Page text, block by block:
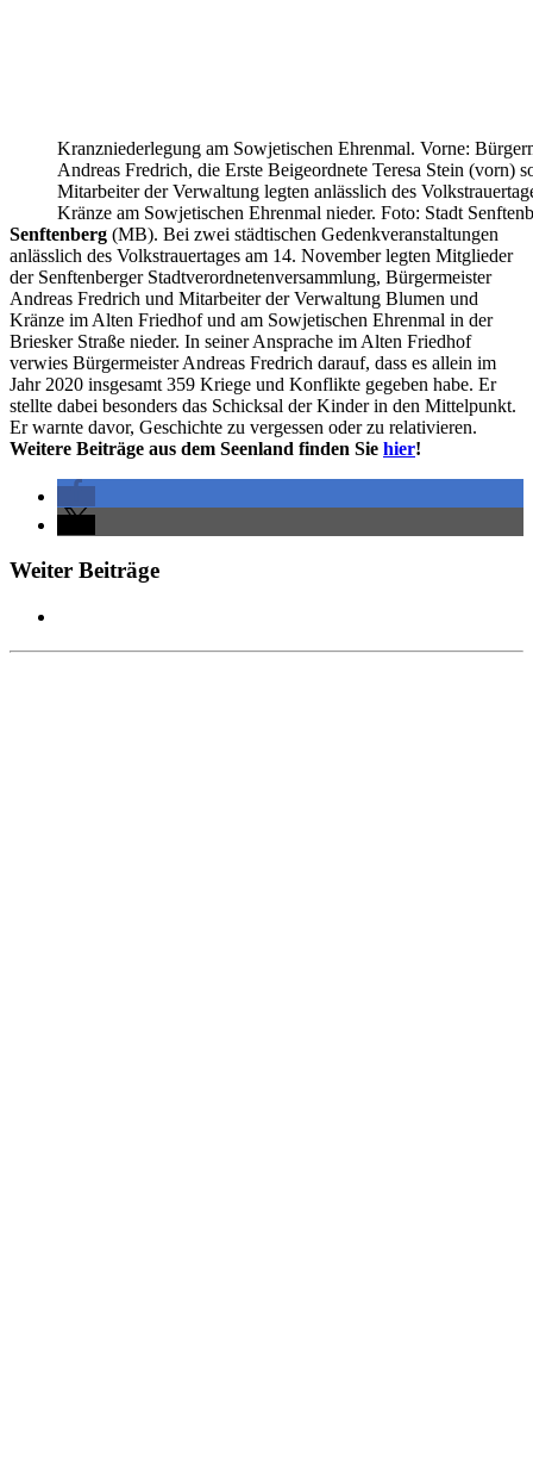
Kranzniederlegung am Sowjetischen Ehrenmal. Vorne:
Andreas Fredrich, die Erste Beigeordnete Teresa Stein (vorn)
Mitarbeiter der Verwaltung legten anlässlich des
Kränze am Sowjetischen Ehrenmal nieder. Foto: Stadt
Senftenberg (MB). Bei zwei städtischen Gedenkveranstaltungen
anlässlich des Volkstrauertages am 14. November legten Mitglieder
der Senftenberger Stadtverordnetenversammlung, Bürgermeister
Andreas Fredrich und Mitarbeiter der Verwaltung Blumen und
Kränze im Alten Friedhof und am Sowjetischen Ehrenmal in der
Briesker Straße nieder. In seiner Ansprache im Alten Friedhof
verwies Bürgermeister Andreas Fredrich darauf, dass es allein im
Jahr 2020 insgesamt 359 Kriege und Konflikte gegeben habe. Er
stellte dabei besonders das Schicksal der Kinder in den Mittelpunkt.
Er warnte davor, Geschichte zu vergessen oder zu relativieren.
Weitere Beiträge aus dem Seenland finden Sie hier!
Weiter Beiträge